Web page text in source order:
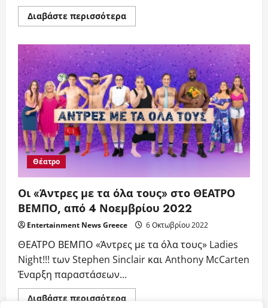
Διαβάστε περισσότεραRead
more
με
τα
όλα
τους»
Θέατρο
Οι «Άντρες με τα όλα τους» στο ΘΕΑΤΡΟ
ΒΕΜΠΟ, από 4 Νοεμβρίου 2022
Entertainment News Greece 6 Οκτωβρίου 2022
ΘΕΑΤΡΟ ΒΕΜΠΟ «Άντρες με τα όλα τους» Ladies
Night!!! των Stephen Sinclair και Anthony McCarten
Έναρξη παραστάσεων...
Διαβάστε περισσότεραRead